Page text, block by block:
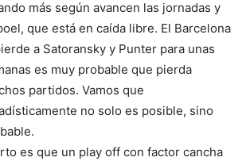
más según avancen las jornadas y
que está en caída libre. El Barcelona
a Satoransky y Punter para unas
es muy probable que pierda
partidos. Vamos que
no solo es posible, sino
es que un play off con factor cancha